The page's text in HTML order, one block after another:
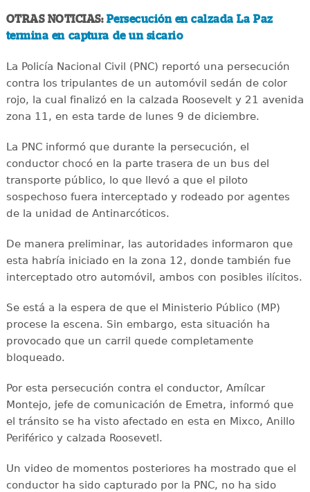
OTRAS NOTICIAS: Persecución en calzada La Paz
termina en captura de un sicario
La Policía Nacional Civil (PNC) reportó una persecución
contra los tripulantes de un automóvil sedán de color
rojo, la cual finalizó en la calzada Roosevelt y 21 avenida
zona 11, en esta tarde de lunes 9 de diciembre.
La PNC informó que durante la persecución, el
conductor chocó en la parte trasera de un bus del
transporte público, lo que llevó a que el piloto
sospechoso fuera interceptado y rodeado por agentes
de la unidad de Antinarcóticos.
De manera preliminar, las autoridades informaron que
esta habría iniciado en la zona 12, donde también fue
interceptado otro automóvil, ambos con posibles ilícitos.
Se está a la espera de que el Ministerio Público (MP)
procese la escena. Sin embargo, esta situación ha
provocado que un carril quede completamente
bloqueado.
Por esta persecución contra el conductor, Amílcar
Montejo, jefe de comunicación de Emetra, informó que
el tránsito se ha visto afectado en esta en Mixco, Anillo
Periférico y calzada Roosevetl.
Un video de momentos posteriores ha mostrado que el
conductor ha sido capturado por la PNC, no ha sido